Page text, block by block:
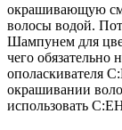
окрашивающую
волосы водой.
Шампунем для
чего
ополаскивателя
окрашивании
использовать